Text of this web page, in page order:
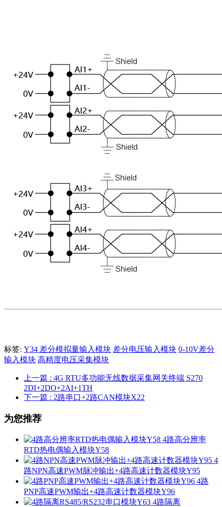
标签: Y34 差分模拟量输入模块 差分电压输入模块 0-10V差分
输入模块 高精度电压采集模块
上一篇 : 4G RTU多功能无线数据采集网关终端 S270
2DI+2DO+2AI+1TH
下一篇 : 2路串口+2路CAN模块X22
为您推荐
4路高分辨率
RTD热电偶输入模块Y58
4
路NPN高速PWM脉冲输出+4路高速计数器模块Y95
4路
PNP高速PWM输出+4路高速计数器模块Y96
4路隔离